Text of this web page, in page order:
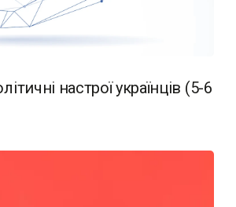
настрої українців (5-6